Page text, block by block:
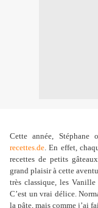
Cette année, Stéphane
recettes.de. En effet,
recettes de petits
grand plaisir à cette
très classique, les
C’est un vrai délice.
la pâte, mais comme j’ai